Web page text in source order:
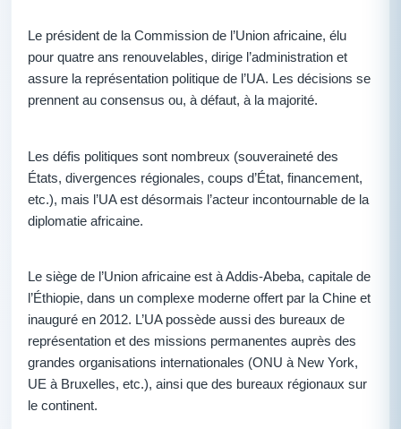
Le président de la Commission de l’Union africaine, élu
pour quatre ans renouvelables, dirige l’administration et
assure la représentation politique de l’UA. Les décisions se
prennent au consensus ou, à défaut, à la majorité.
Les défis politiques sont nombreux (souveraineté des
États, divergences régionales, coups d’État, financement,
etc.), mais l’UA est désormais l’acteur incontournable de la
diplomatie africaine.
Le siège de l’Union africaine est à Addis-Abeba, capitale de
l’Éthiopie, dans un complexe moderne offert par la Chine et
inauguré en 2012. L’UA possède aussi des bureaux de
représentation et des missions permanentes auprès des
grandes organisations internationales (ONU à New York,
UE à Bruxelles, etc.), ainsi que des bureaux régionaux sur
le continent.